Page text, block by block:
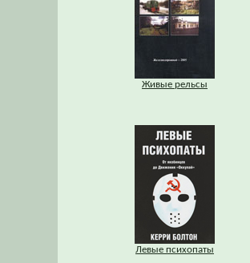
Живые рельсы
Левые психопаты